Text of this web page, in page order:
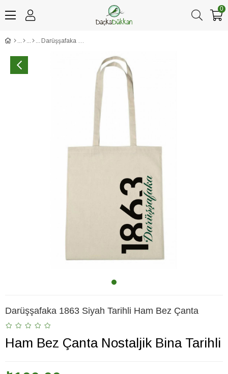
0
Darüşşafaka 1863 Siyah Tarihli Ham Bez Çanta
Darüşşafaka 1863 Siyah Tarihli Ham Bez Çanta
Ham Bez Çanta Nostaljik Bina Tarihli